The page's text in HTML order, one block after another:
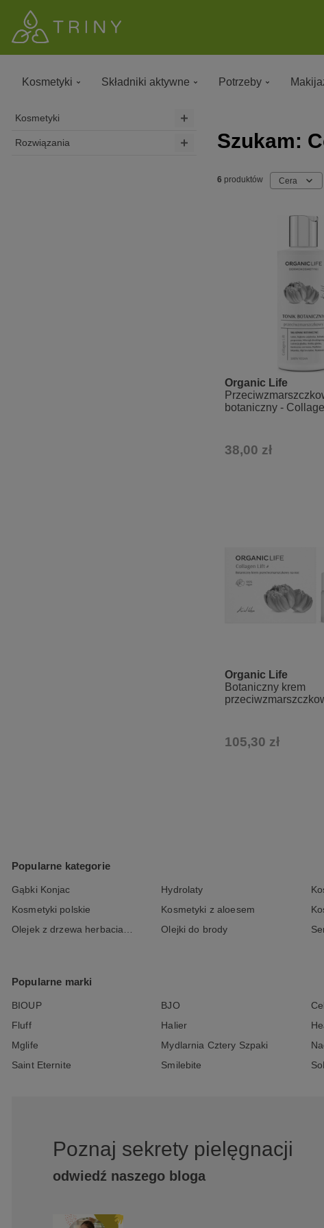
Kosmetyki Składniki aktywne Potrzeby
Kosmetyki
Rozwiązania Szukam:
6 produktów Cera
Organic Life
botaniczny -
38,00 zł
Organic Life
Botaniczny krem
105,30 zł
Popularne kategorie
Gąbki Konjac Hydrolaty
Kosmetyki polskie
Kosmetyki z aloesem
Olejki do brody
Popularne marki
BIOUP BJO
Fluff
Halier
Mglife
Mydlarnia Cztery Szpaki
Saint Eternite
Smilebite
Poznaj sekrety pielęgnacji
odwiedź naszego bloga